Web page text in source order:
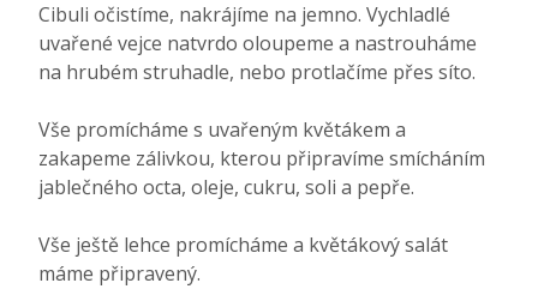
Cibuli očistíme, nakrájíme na jemno. Vychladlé
uvařené vejce natvrdo oloupeme a nastrouháme
na hrubém struhadle, nebo protlačíme přes síto.
Vše promícháme s uvařeným květákem a
zakapeme zálivkou, kterou připravíme smícháním
jablečného octa, oleje, cukru, soli a pepře.
Vše ještě lehce promícháme a květákový salát
máme připravený.